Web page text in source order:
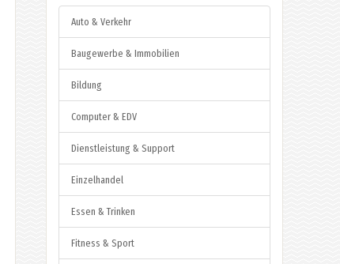
Auto & Verkehr
Baugewerbe & Immobilien
Bildung
Computer & EDV
Dienstleistung & Support
Einzelhandel
Essen & Trinken
Fitness & Sport